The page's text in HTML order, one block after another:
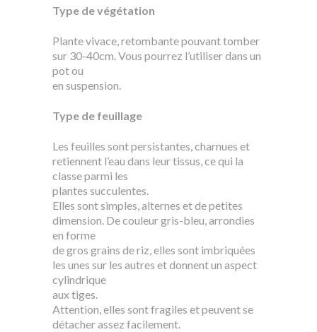
Type de végétation
Plante vivace, retombante pouvant tomber
sur 30-40cm. Vous pourrez l’utiliser dans un
pot ou
en suspension.
Type de feuillage
Les feuilles sont persistantes, charnues et
retiennent l’eau dans leur tissus, ce qui la
classe parmi les
plantes succulentes.
Elles sont simples, alternes et de petites
dimension. De couleur gris-bleu, arrondies
en forme
de gros grains de riz, elles sont imbriquées
les unes sur les autres et donnent un aspect
cylindrique
aux tiges.
Attention, elles sont fragiles et peuvent se
détacher assez facilement.